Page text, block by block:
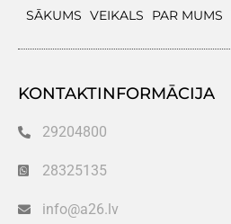
SĀKUMS VEIKALS PAR MUMS
KONTAKTINFORMĀCIJA
29204800
28325135
info@a26.lv